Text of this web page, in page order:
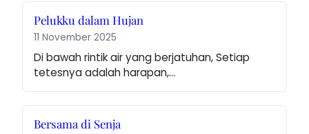
Pelukku dalam Hujan
11 November 2025
Di bawah rintik air yang berjatuhan, Setiap
tetesnya adalah harapan,…
Bersama di Senja